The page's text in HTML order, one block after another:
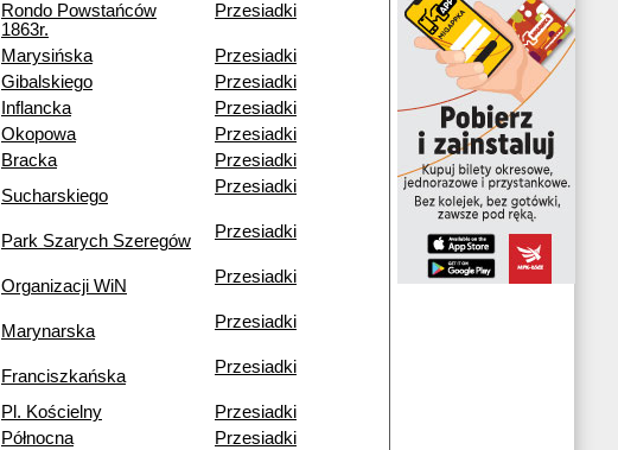
Rondo Powstańców
1863r.
Przesiadki
Marysińska
Przesiadki
Gibalskiego
Przesiadki
Inflancka
Przesiadki
Okopowa
Przesiadki
Bracka
Przesiadki
Sucharskiego Przesiadki
Park Szarych Szeregów Przesiadki
Organizacji WiN Przesiadki
Marynarska Przesiadki
Franciszkańska Przesiadki
Pl. Kościelny
Przesiadki
Północna
Przesiadki